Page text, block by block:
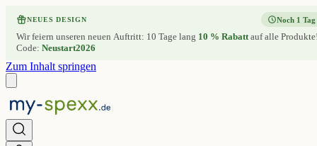
NEUES DESIGN
Wir feiern unseren neuen Auftritt: 10 Tage lang 10 % Rabattauf alle
Code: Neustart2026
Noch 1 Tag
Zum Inhalt springen